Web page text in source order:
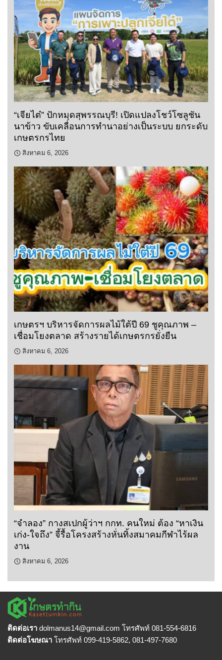
“เจียไต๋” ปักหมุดสุพรรณบุรี! เปิดแปลงโชว์โซลูชัน
นาข้าว ขับเคลื่อนการทำนาอย่างเป็นระบบ ยกระดับ
เกษตรกรไทย
สิงหาคม 6, 2026
เกษตรฯ บริหารจัดการผลไม้ใต้ปี 69 ชูคุณภาพ –
เชื่อมโยงตลาด สร้างรายได้เกษตรกรยั่งยืน
สิงหาคม 6, 2026
“จำลอง” กางสเปกผู้ว่าฯ กกท. คนใหม่ ต้อง “หาเงิน
เก่ง-ใจถึง” จี้รื้อโครงสร้างหั่นทิ้งสมาคมกีฬาไร้ผล
งาน
สิงหาคม 6, 2026
ติดต่อเรา dolmanus14@gmail.com โทรศัพท์ 081-554-6816
ติดต่อโฆษณา โทรศัพท์ 099-419-5862, 081-497-7680